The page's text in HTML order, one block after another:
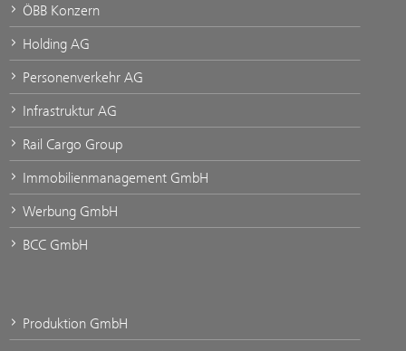
ÖBB Konzern
Holding AG
Personenverkehr AG
Infrastruktur AG
Rail Cargo Group
Immobilienmanagement GmbH
Werbung GmbH
BCC GmbH
Produktion GmbH